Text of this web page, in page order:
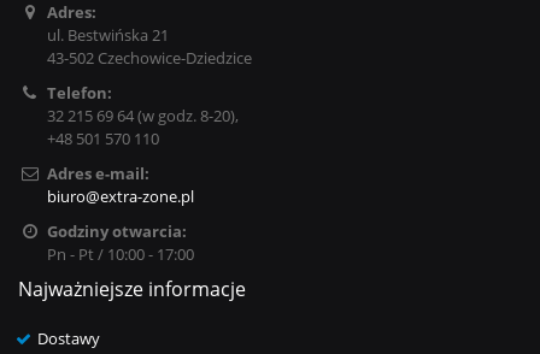
Adres:
ul. Bestwińska 21
43-502 Czechowice-Dziedzice
Telefon:
32 215 69 64 (w godz. 8-20),
+48 501 570 110
Adres e-mail:
biuro@extra-zone.pl
Godziny otwarcia:
Pn - Pt / 10:00 - 17:00
Najważniejsze informacje
Dostawy